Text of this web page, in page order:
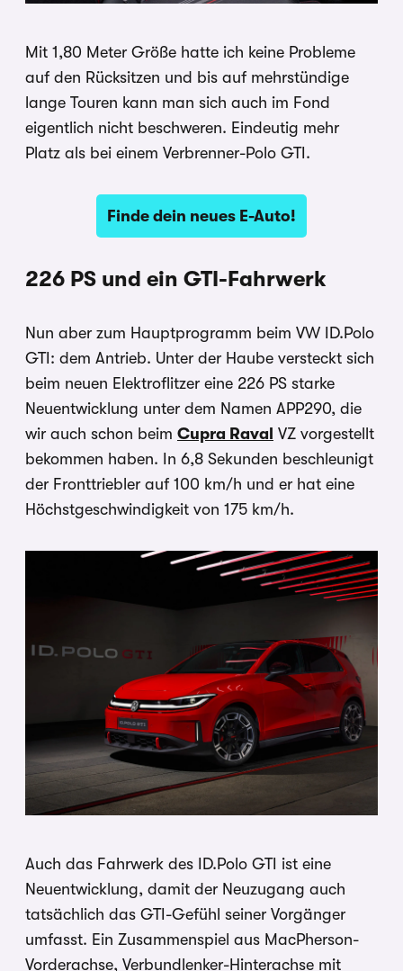
Mit 1,80 Meter Größe hatte ich keine Probleme
auf den Rücksitzen und bis auf mehrstündige
lange Touren kann man sich auch im Fond
eigentlich nicht beschweren. Eindeutig mehr
Platz als bei einem Verbrenner-Polo GTI.
Finde dein neues E-Auto!
226 PS und ein GTI-Fahrwerk
Nun aber zum Hauptprogramm beim VW ID.Polo
GTI: dem Antrieb. Unter der Haube versteckt sich
beim neuen Elektroflitzer eine 226 PS starke
Neuentwicklung unter dem Namen APP290, die
wir auch schon beim Cupra Raval VZ vorgestellt
bekommen haben. In 6,8 Sekunden beschleunigt
der Fronttriebler auf 100 km/h und er hat eine
Höchstgeschwindigkeit von 175 km/h.
Auch das Fahrwerk des ID.Polo GTI ist eine
Neuentwicklung, damit der Neuzugang auch
tatsächlich das GTI-Gefühl seiner Vorgänger
umfasst. Ein Zusammenspiel aus MacPherson-
Vorderachse, Verbundlenker-Hinterachse mit